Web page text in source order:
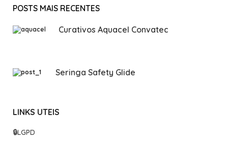
POSTS MAIS RECENTES
Curativos Aquacel Convatec
Seringa Safety Glide
LINKS UTEIS
🔒LGPD